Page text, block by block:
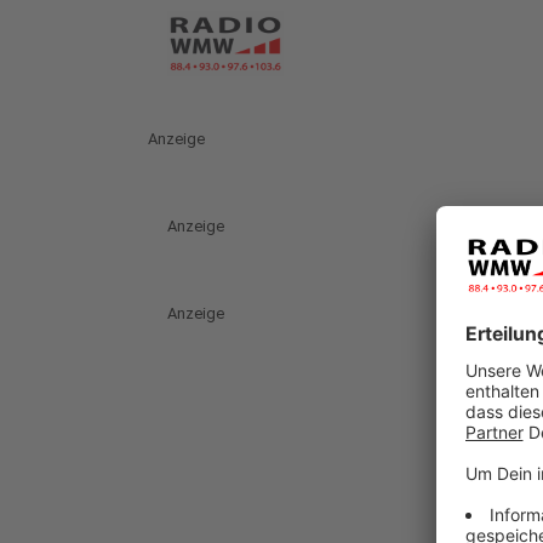
Anzeige
Anzeige
Anzeige